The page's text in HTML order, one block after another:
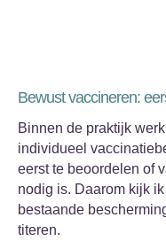
Bewust vaccineren:
Binnen de praktijk
individueel
eerst te beoordelen of
nodig is. Daarom kijk
bestaande
titeren.